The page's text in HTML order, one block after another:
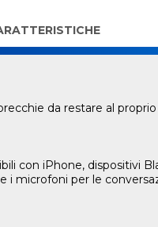
da restare al
con iPhone, dispositivi
microfoni per le